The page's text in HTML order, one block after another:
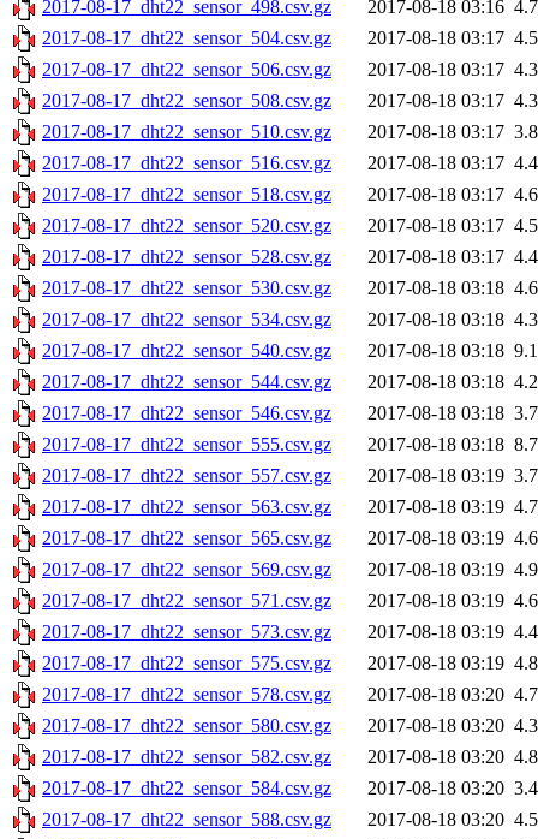
2017-08-17_dht22_sensor_498.csv.gz 2017-08-18 03:16
2017-08-17_dht22_sensor_504.csv.gz
2017-08-18 03:17
2017-08-17_dht22_sensor_506.csv.gz
2017-08-18 03:17
2017-08-17_dht22_sensor_508.csv.gz
2017-08-18 03:17
2017-08-17_dht22_sensor_510.csv.gz
2017-08-18 03:17
2017-08-17_dht22_sensor_516.csv.gz
2017-08-18 03:17
2017-08-17_dht22_sensor_518.csv.gz
2017-08-18 03:17
2017-08-17_dht22_sensor_520.csv.gz
2017-08-18 03:17
2017-08-17_dht22_sensor_528.csv.gz
2017-08-18 03:17
2017-08-17_dht22_sensor_530.csv.gz
2017-08-18 03:18
2017-08-17_dht22_sensor_534.csv.gz
2017-08-18 03:18
2017-08-17_dht22_sensor_540.csv.gz
2017-08-18 03:18
2017-08-17_dht22_sensor_544.csv.gz
2017-08-18 03:18
2017-08-17_dht22_sensor_546.csv.gz
2017-08-18 03:18
2017-08-17_dht22_sensor_555.csv.gz
2017-08-18 03:18
2017-08-17_dht22_sensor_557.csv.gz
2017-08-18 03:19
2017-08-17_dht22_sensor_563.csv.gz
2017-08-18 03:19
2017-08-17_dht22_sensor_565.csv.gz
2017-08-18 03:19
2017-08-17_dht22_sensor_569.csv.gz
2017-08-18 03:19
2017-08-17_dht22_sensor_571.csv.gz
2017-08-18 03:19
2017-08-17_dht22_sensor_573.csv.gz
2017-08-18 03:19
2017-08-17_dht22_sensor_575.csv.gz
2017-08-18 03:19
2017-08-17_dht22_sensor_578.csv.gz
2017-08-18 03:20
2017-08-17_dht22_sensor_580.csv.gz
2017-08-18 03:20
2017-08-17_dht22_sensor_582.csv.gz
2017-08-18 03:20
2017-08-17_dht22_sensor_584.csv.gz
2017-08-18 03:20
2017-08-17_dht22_sensor_588.csv.gz
2017-08-18 03:20